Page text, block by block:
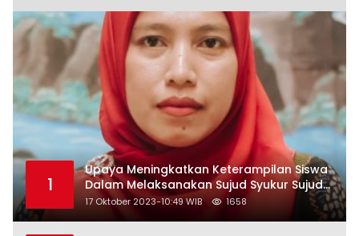
1
Upaya Meningkatkan Keterampilan Siswa
Dalam Melaksanakan Sujud Syukur Sujud
Sahwi dan Sujud Tilawah Dengan
Menggunakan Model Pembelajaran
17 Oktober 2023-10:49 WIB 1658